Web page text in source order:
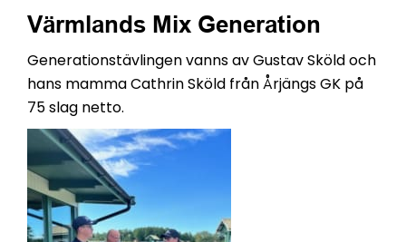
Värmlands Mix Generation
Generationstävlingen vanns av Gustav Sköld och
hans mamma Cathrin Sköld från Årjängs GK på
75 slag netto.